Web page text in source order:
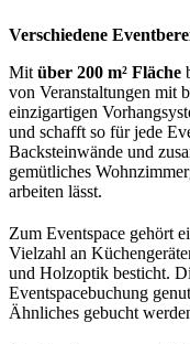
Verschiedene
Mit über 200 m² Fläche
von Veranstaltungen mit
einzigartigen
und schafft so für jede
Backsteinwände und
gemütliches
arbeiten lässt.
Zum Eventspace gehört
Vielzahl an
und Holzoptik besticht.
Eventspacebuchung
Ähnliches gebucht